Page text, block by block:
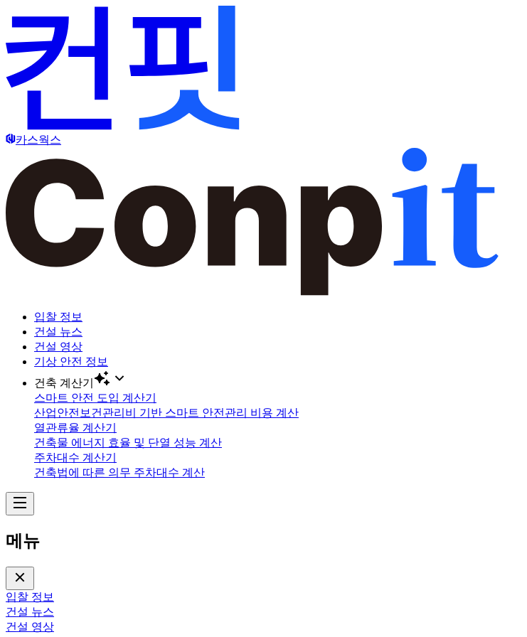
카스웍스
입찰 정보
건설 뉴스
건설 영상
기상 안전 정보
건축 계산기
스마트 안전 도입 계산기
산업안전보건관리비 기반 스마트 안전관리 비용 계산
열관류율 계산기
건축물 에너지 효율 및 단열 성능 계산
주차대수 계산기
건축법에 따른 의무 주차대수 계산
메뉴
입찰 정보
건설 뉴스
건설 영상